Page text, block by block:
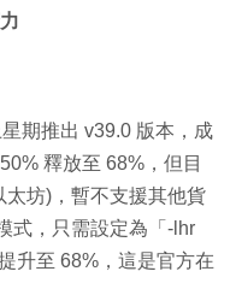
期推出 v39.0 版本，成
釋放至 68%，但目
坊)，暫不支援其他貨
式，只需設定為「-lhr
升至 68%，這是官方在